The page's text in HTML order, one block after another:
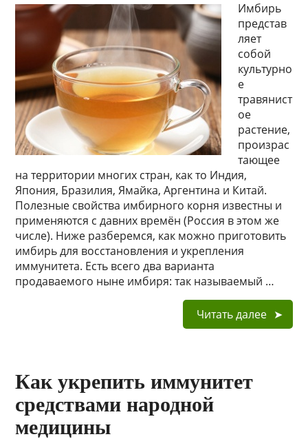
Имбирь
представ
ляет
собой
культурно
е
травянист
ое
растение,
произрас
тающее
на территории многих стран, как то Индия,
Япония, Бразилия, Ямайка, Аргентина и Китай.
Полезные свойства имбирного корня известны и
применяются с давних времён (Россия в этом же
числе). Ниже разберемся, как можно приготовить
имбирь для восстановления и укрепления
иммунитета. Есть всего два варианта
продаваемого ныне имбиря: так называемый …
Читать далее
Как укрепить иммунитет
средствами народной
медицины